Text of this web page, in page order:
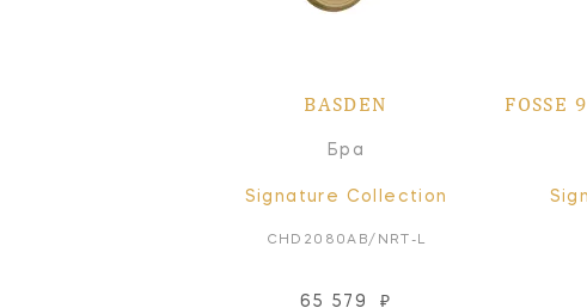
BASDEN
Бра
Signature Collection
CHD2080AB/NRT-L
65 579 ₽
FOSSE